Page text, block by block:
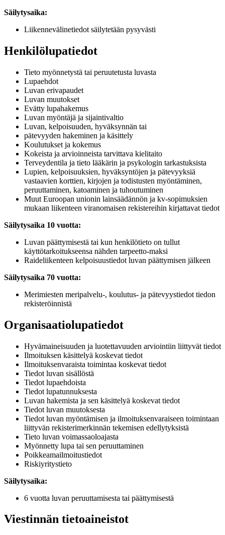
Säilytysaika:
Liikennevälinetiedot säilytetään pysyvästi
Henkilölupatiedot
Tieto myönnetystä tai peruutetusta luvasta
Lupaehdot
Luvan erivapaudet
Luvan muutokset
Evätty lupahakemus
Luvan myöntäjä ja sijaintivaltio
Luvan, kelpoisuuden, hyväksynnän tai
pätevyyden hakeminen ja käsittely
Koulutukset ja kokemus
Kokeista ja arvioinneista tarvittava kielitaito
Terveydentila ja tieto lääkärin ja psykologin tarkastuksista
Lupien, kelpoisuuksien, hyväksyntöjen ja pätevyyksiä
vastaavien korttien, kirjojen ja todistusten myöntäminen,
peruuttaminen, katoaminen ja tuhoutuminen
Muut Euroopan unionin lainsäädännön ja kv-sopimuksien
mukaan liikenteen viranomaisen rekistereihin kirjattavat tiedot
Säilytysaika 10 vuotta:
Luvan päättymisestä tai kun henkilötieto on tullut
käyttötarkoitukseensa nähden tarpeetto-maksi
Raideliikenteen kelpoisuustiedot luvan päättymisen jälkeen
Säilytysaika 70 vuotta:
Merimiesten meripalvelu-, koulutus- ja pätevyystiedot tiedon
rekisteröinnistä
Organisaatiolupatiedot
Hyvämaineisuuden ja luotettavuuden arviointiin liittyvät tiedot
Ilmoituksen käsittelyä koskevat tiedot
Ilmoituksenvaraista toimintaa koskevat tiedot
Tiedot luvan sisällöstä
Tiedot lupaehdoista
Tiedot lupatunnuksesta
Luvan hakemista ja sen käsittelyä koskevat tiedot
Tiedot luvan muutoksesta
Tiedot luvan myöntämisen ja ilmoituksenvaraiseen toimintaan
liittyvän rekisterimerkinnän tekemisen edellytyksistä
Tieto luvan voimassaoloajasta
Myönnetty lupa tai sen peruuttaminen
Poikkeamailmoitustiedot
Riskiyritystieto
Säilytysaika:
6 vuotta luvan peruuttamisesta tai päättymisestä
Viestinnän tietoaineistot